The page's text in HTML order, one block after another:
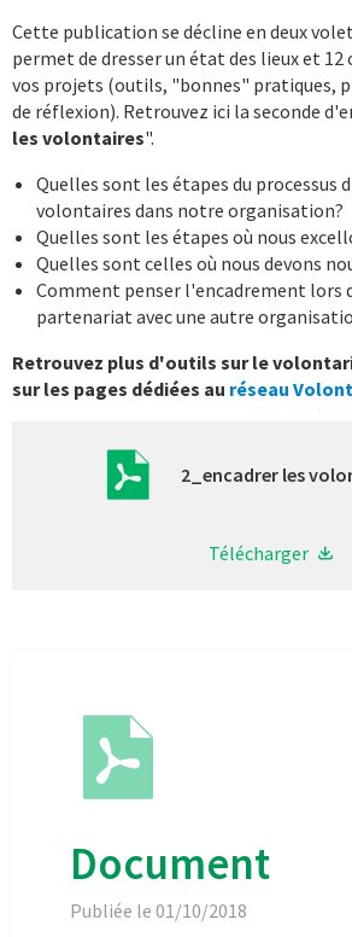
Cette publication se décline en deux
permet de dresser un état des lieux et
vos projets (outils, "bonnes" pratiques,
de réflexion). Retrouvez ici la seconde
les volontaires".
Quelles sont les étapes du processus
volontaires dans notre organisation?
Quelles sont les étapes où nous
Quelles sont celles où nous devons
Comment penser l'encadrement lors
partenariat avec une autre
Retrouvez plus d'outils sur le
sur les pages dédiées au réseau
2_encadrer les
Télécharger
Document
Publiée le 01/10/2018